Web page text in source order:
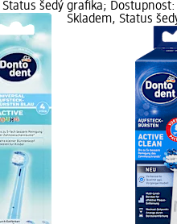
šedý grafika;
Skladem, Status